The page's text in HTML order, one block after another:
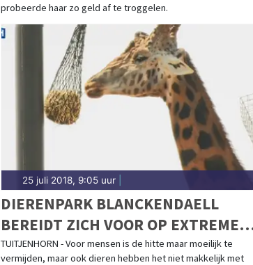
probeerde haar zo geld af te troggelen.
25 juli 2018, 9:05 uur|
DIERENPARK BLANCKENDAELL
BEREIDT ZICH VOOR OP EXTREME
WARMTE
TUITJENHORN - Voor mensen is de hitte maar moeilijk te
vermijden, maar ook dieren hebben het niet makkelijk met